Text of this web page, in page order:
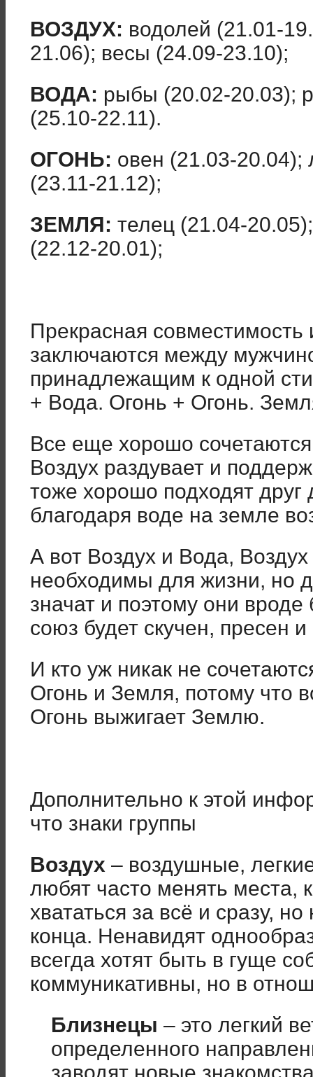
ВОЗДУХ: водолей (21.01-
21.06); весы (24.09-23.10);
ВОДА: рыбы (20.02-20.03);
(25.10-22.11).
ОГОНЬ: овен (21.03-20.04);
(23.11-21.12);
ЗЕМЛЯ: телец (21.04-
(22.12-20.01);
Прекрасная
заключаются между
принадлежащим к одной
+ Вода. Огонь + Огонь.
Все еще хорошо
Воздух раздувает и
тоже хорошо подходят друг
благодаря воде на земле
А вот Воздух и Вода,
необходимы для жизни, но
значат и поэтому они
союз будет скучен, пресен
И кто уж никак не
Огонь и Земля, потому что
Огонь выжигает Землю.
Дополнительно к этой
что знаки группы
Воздух – воздушные,
любят часто менять места,
хвататься за всё и сразу,
конца. Ненавидят
всегда хотят быть в гуще
коммуникативны, но в
Близнецы – это легкий
определенного